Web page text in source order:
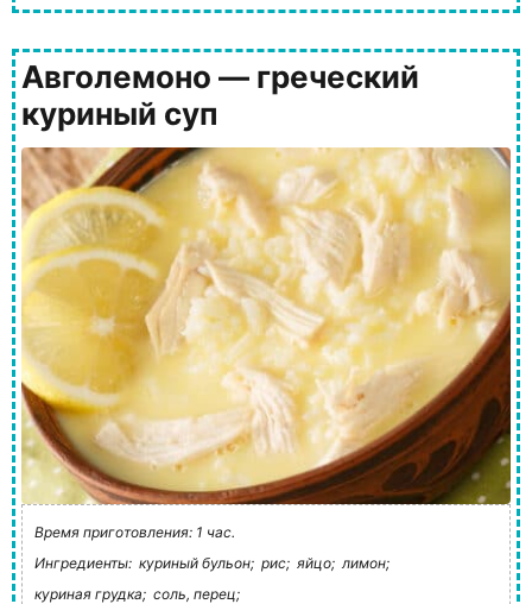
Авголемоно — греческий
куриный суп
Время приготовления: 1 час.
Ингредиенты: куриный бульон; рис; яйцо; лимон;
куриная грудка; соль, перец;